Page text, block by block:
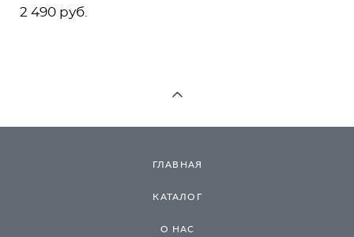
2 490 pуб.
ГЛАВНАЯ
КАТАЛОГ
О НАС